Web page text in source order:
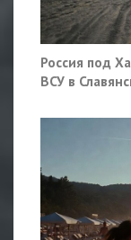
Россия под
ВСУ в